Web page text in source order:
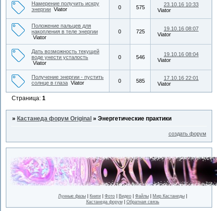
Намерение получить искру
энергии Viator 0 575
23.10.16 10:33
Viator
Положение пальцев для
накопления в теле энергии
Viator
0 725
19.10.16 08:07
Viator
Дать возможность текущей
воде унести усталость
Viator
0 546
19.10.16 08:04
Viator
Получение энергии - пустить
солнце в глаза Viator 0 585
17.10.16 22:01
Viator
Страница:1
»Кастанеда форум Original »Энергетические практики
создать форум
Лунные фазы Книги Фото Видео Файлы Мир Кастанеды
Кастанеда форум| Обратная связь